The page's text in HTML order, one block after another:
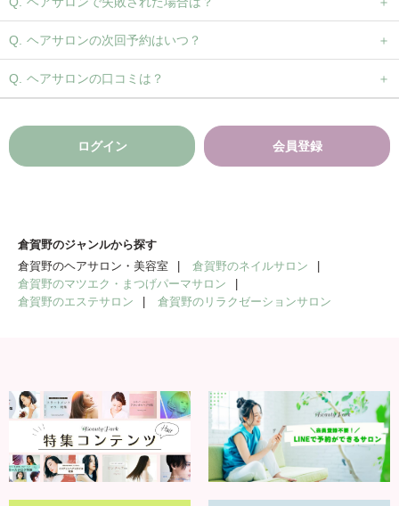
ヘアサロンの次回予約はいつ？
ヘアサロンの口コミは？
ログイン 会員登録
倉賀野のジャンルから探す
倉賀野のヘアサロン・美容室
倉賀野のネイルサロン
倉賀野のマツエク・まつげパーマサロン
倉賀野のエステサロン
倉賀野のリラクゼーションサロン